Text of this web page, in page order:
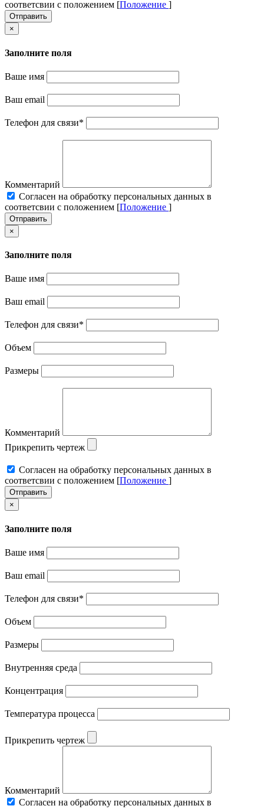
соответсвии с положением [Положение ]
Отправить
×
Заполните поля
Ваше имя
Ваш email
Телефон для связи*
Комментарий
Cогласен на обработку персональных данных в
соответсвии с положением [Положение ]
Отправить
×
Заполните поля
Ваше имя
Ваш email
Телефон для связи*
Объем
Размеры
Комментарий
Прикрепить чертеж
Cогласен на обработку персональных данных в
соответсвии с положением [Положение ]
Отправить
×
Заполните поля
Ваше имя
Ваш email
Телефон для связи*
Объем
Размеры
Внутренняя среда
Концентрация
Температура процесса
Прикрепить чертеж
Комментарий
Cогласен на обработку персональных данных в